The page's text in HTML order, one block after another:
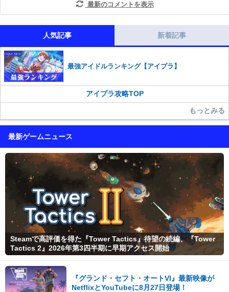
最新のコメントを表示
人気記事 新着記事
最強アイドルランキング【アイプラ】
アイプラ攻略TOP
もっとみる
最新ゲームニュース
Steamで高評価を得た『Tower Tactics』待望の続編、『Tower
Tactics 2』2026年第3四半期に早期アクセス開始
『グランド・セフト・オートVI』最新映像が
NetflixとYouTubeに8月27日登場！